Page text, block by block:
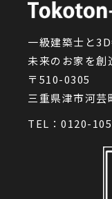
一級建築士と
未来のお家を創
〒510-0305
三重県津市河
TEL： 0120-